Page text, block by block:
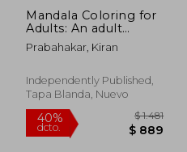
Mandala Coloring for
Adults: An adult
coloring book
designed for anxiety
Produced in the USA
using top-notch
(en Inglés)
Prabahakar, Kiran
Independently Published,
Tapa Blanda, Nuevo